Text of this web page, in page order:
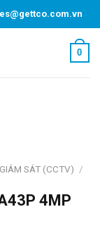
0
SÁT (CCTV) /
4MP